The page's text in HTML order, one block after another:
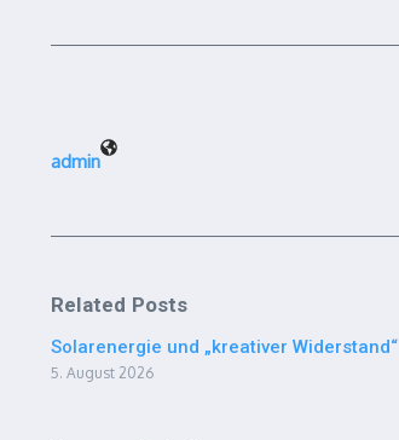
admin
Related Posts
Solarenergie und „kreativer Widerstand“
5. August 2026